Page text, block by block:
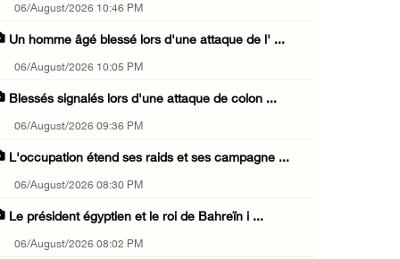
06/August/2026 10:46 PM
Un homme âgé blessé lors d'une attaque de l' ...
06/August/2026 10:05 PM
Blessés signalés lors d'une attaque de colon ...
06/August/2026 09:36 PM
L'occupation étend ses raids et ses campagne ...
06/August/2026 08:30 PM
Le président égyptien et le roi de Bahreïn i ...
06/August/2026 08:02 PM